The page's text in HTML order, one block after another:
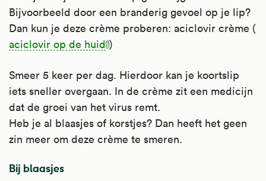
Bijvoorbeeld door een branderig gevoel op je lip?
Dan kun je deze crème proberen: aciclovir crème (
aciclovir op de huid )
Smeer 5 keer per dag. Hierdoor kan je koortslip
iets sneller overgaan. In de crème zit een medicijn
dat de groei van het virus remt.
Heb je al blaasjes of korstjes? Dan heeft het geen
zin meer om deze crème te smeren.
Bij blaasjes